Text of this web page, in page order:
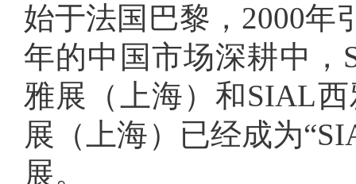
始于法国巴黎，2000年
年的中国市场深耕中
雅展（上海）和SIAL
展（上海）已经成为
展。